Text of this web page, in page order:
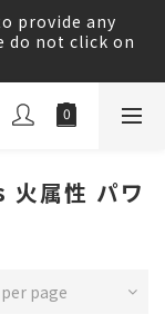
most major
とんどの主要な
す！
provide any
do not click on
most major
とんどの主要な
属性 パワ
page